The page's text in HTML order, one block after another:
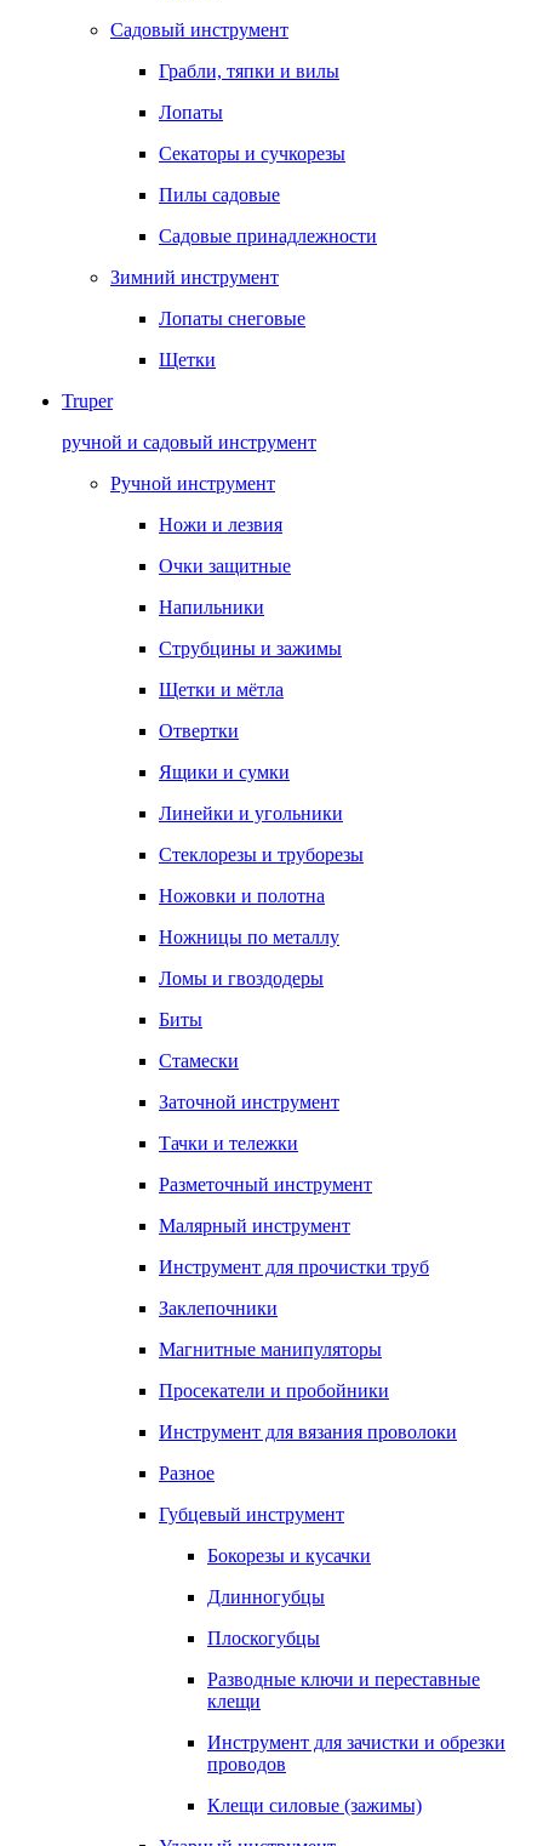
Садовый инструмент
Грабли, тяпки и вилы
Лопаты
Секаторы и сучкорезы
Пилы садовые
Садовые принадлежности
Зимний инструмент
Лопаты снеговые
Щетки
Truper
ручной и садовый инструмент
Ручной инструмент
Ножи и лезвия
Очки защитные
Напильники
Струбцины и зажимы
Щетки и мётла
Отвертки
Ящики и сумки
Линейки и угольники
Стеклорезы и труборезы
Ножовки и полотна
Ножницы по металлу
Ломы и гвоздодеры
Биты
Стамески
Заточной инструмент
Тачки и тележки
Разметочный инструмент
Малярный инструмент
Инструмент для прочистки труб
Заклепочники
Магнитные манипуляторы
Просекатели и пробойники
Инструмент для вязания проволоки
Разное
Губцевый инструмент
Бокорезы и кусачки
Длинногубцы
Плоскогубцы
Разводные ключи и переставные
клещи
Инструмент для зачистки и обрезки
проводов
Клещи силовые (зажимы)